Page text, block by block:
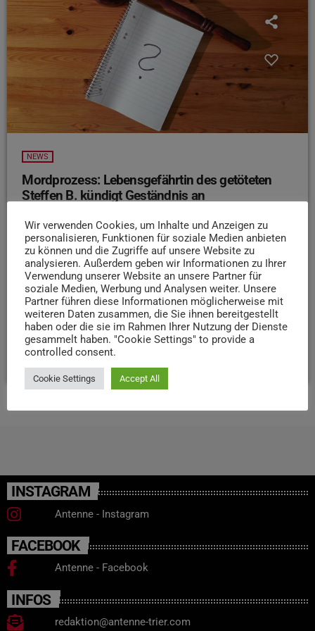
NEWS
Mordprozess: Lebensgefährtin des getöteten
Steffen B. kündigt Geständnis an
Im Prozess um die Ermordung des Dauner Arztes Steffen
Braun hat die Lebensgefährtin des Opfers angekündigt,
diese Woche ein weiteres Geständnis abzulegen. Laut
Bericht der lokalen Presse erklärten die Verteidiger der
36-Jährigen, sie werde zugeben, an der Beseitigung des
Fahrzeugs beteiligt gewesen zu sein. Der vorsitzende
Richter entschied, dass die minderjährigen Kinder des
Paares nicht vor Gericht aussagen müssen.
today 9. JULI 2024 24
INSTAGRAM
Antenne - Instagram
FACEBOOK
Antenne - Facebook
INFOS
redaktion@antenne-trier.com
Wir verwenden Cookies, um Inhalte und Anzeigen zu
personalisieren, Funktionen für soziale Medien anbieten
zu können und die Zugriffe auf unsere Website zu
analysieren. Außerdem geben wir Informationen zu Ihrer
Verwendung unserer Website an unsere Partner für
soziale Medien, Werbung und Analysen weiter. Unsere
Partner führen diese Informationen möglicherweise mit
weiteren Daten zusammen, die Sie ihnen bereitgestellt
haben oder die sie im Rahmen Ihrer Nutzung der Dienste
gesammelt haben. "Cookie Settings" to provide a
controlled consent.
Cookie Settings Accept All